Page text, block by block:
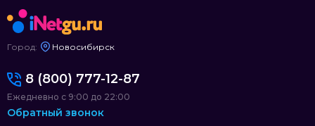
Город: Новосибирск
8 (800) 777-12-87
Ежедневно с 9:00 до 22:00
Обратный звонок